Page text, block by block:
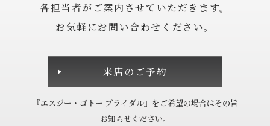
各担当者がご案内させていただきます。
お気軽にお問い合わせください。
来店のご予約
『エスジー・ゴトー ブライダル』を ご希望の場合はその旨
お知らせください。